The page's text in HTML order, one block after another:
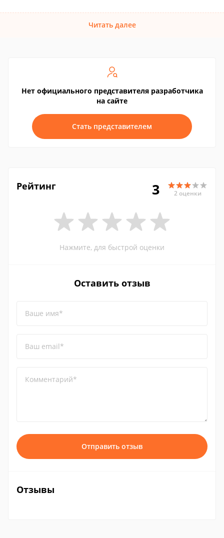
Читать далее
Нет официального представителя разработчика
на сайте
Стать представителем
Рейтинг 3 2 оценки
Нажмите, для быстрой оценки
Оставить отзыв
Ваше имя*
Ваш email*
Комментарий*
Отправить отзыв
Отзывы